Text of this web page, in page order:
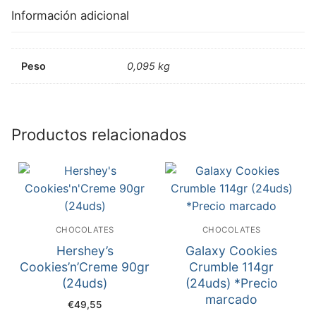
Información adicional
Peso 0,095 kg
Productos relacionados
CHOCOLATES
Hershey’s
Cookies’n’Creme 90gr
(24uds)
€49,55
CHOCOLATES
Galaxy Cookies
Crumble 114gr
(24uds) *Precio
marcado